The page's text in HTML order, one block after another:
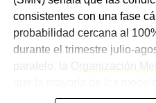
distintos
provincia
Desde Sameep
remarcaron
consistentes con una fase
probabilidad cercana al
durante el trimestre julio-
Organización
intensidad al menos